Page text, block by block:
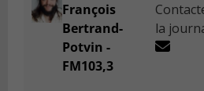
François
Bertrand-
Potvin -
FM103,3
la